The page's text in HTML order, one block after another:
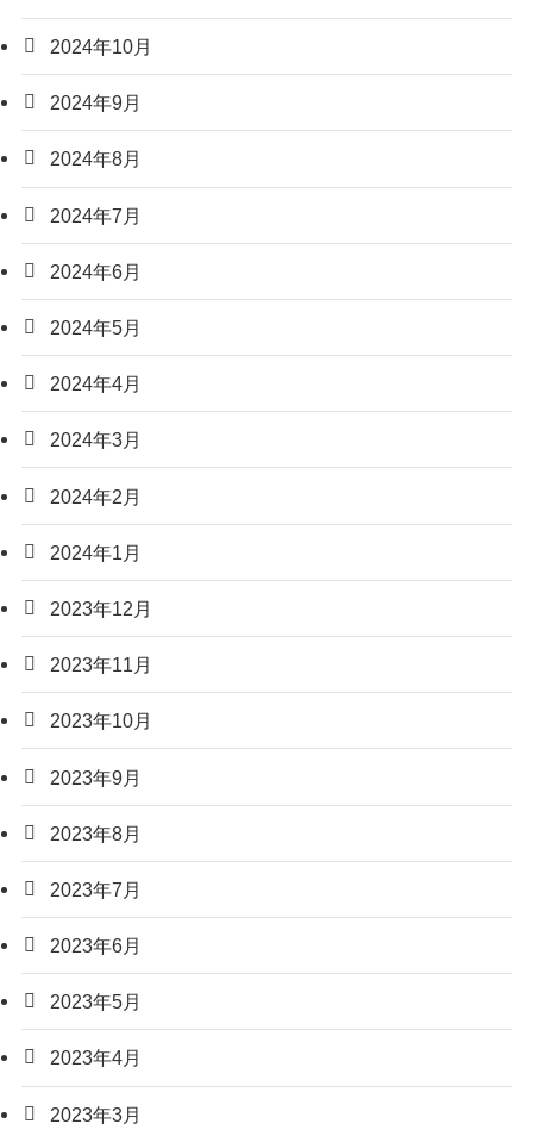
2024年10月
2024年9月
2024年8月
2024年7月
2024年6月
2024年5月
2024年4月
2024年3月
2024年2月
2024年1月
2023年12月
2023年11月
2023年10月
2023年9月
2023年8月
2023年7月
2023年6月
2023年5月
2023年4月
2023年3月